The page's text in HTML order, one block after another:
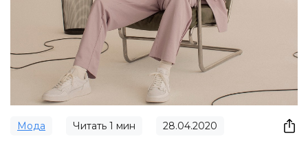
Мода Читать 1 мин 28.04.2020